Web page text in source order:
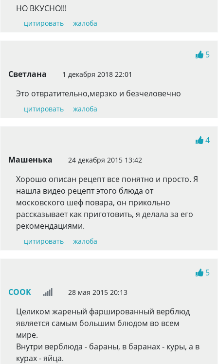
НО ВКУСНО!!!
цитировать жалоба
5
Светлана
1 декабря 2018 22:01
Это отвратительно,мерзко и безчеловечно
цитировать жалоба
4
Машенька
24 декабря 2015 13:42
Хорошо описан рецепт все понятно и просто. Я
нашла видео рецепт этого блюда от
московского шеф повара, он прикольно
рассказывает как приготовить, я делала за его
рекомендациями.
цитировать жалоба
5
COOK
28 мая 2015 20:13
Целиком жареный фаршированный верблюд
является самым большим блюдом во всем
мире.
Внутри верблюда - бараны, в баранах - куры, а в
курах - яйца.